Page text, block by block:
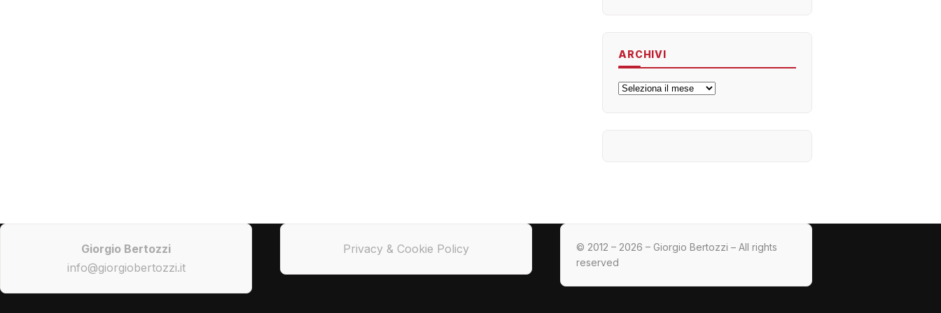
ARCHIVI
Archivi
Giorgio Bertozzi
info@giorgiobertozzi.it
Privacy & Cookie Policy
© 2012 – 2026 – Giorgio Bertozzi – All rights
reserved